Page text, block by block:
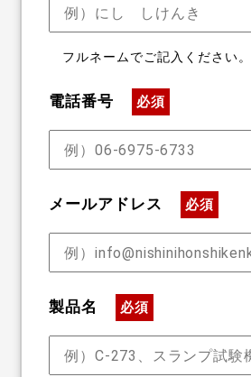
フルネームでご記入ください。
電話番号 必須
メールアドレス 必須
製品名 必須